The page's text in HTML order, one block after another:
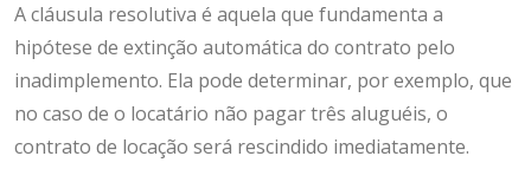
A cláusula resolutiva é aquela que fundamenta a
hipótese de extinção automática do contrato pelo
inadimplemento. Ela pode determinar, por exemplo, que
no caso de o locatário não pagar três aluguéis, o
contrato de locação será rescindido imediatamente.